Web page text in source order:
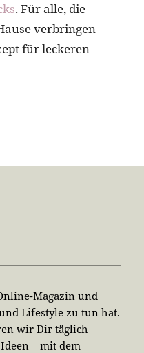
. Für alle, die
verbringen
für leckeren
Magazin und
Lifestyle zu tun hat.
wir Dir täglich
– mit dem